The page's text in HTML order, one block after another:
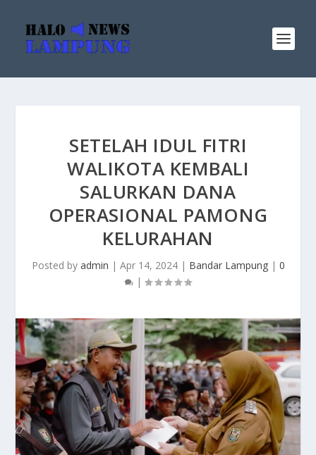
SETELAH IDUL FITRI
WALIKOTA KEMBALI
SALURKAN DANA
OPERASIONAL PAMONG
KELURAHAN
Posted by admin | Apr 14, 2024| Bandar Lampung| 0
|